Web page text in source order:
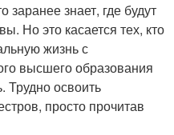
заранее знает, где будут
Но это касается тех, кто
жизнь с
высшего образования
Трудно освоить
просто прочитав